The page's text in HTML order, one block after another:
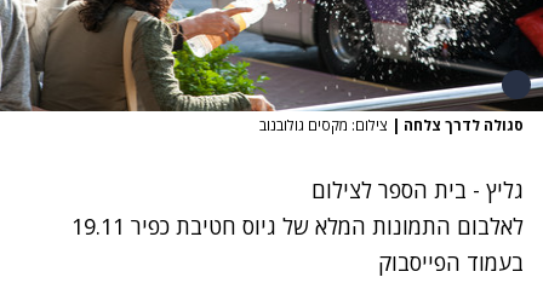
סגולה לדרך צלחה | צילום: מקסים גולובנוב
גליץ - בית הספר לצילום
לאלבום התמונות המלא של גיוס חטיבת כפיר 19.11
בעמוד הפייסבוק